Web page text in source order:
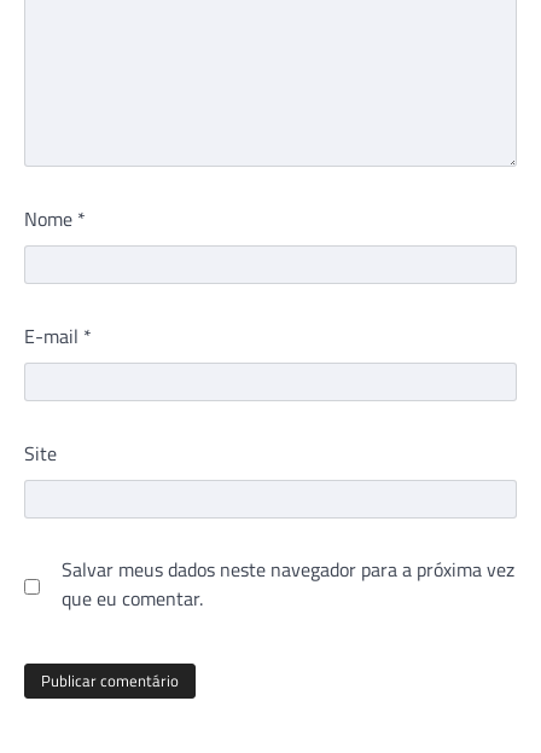
Nome *
E-mail *
Site
Salvar meus dados neste navegador para a próxima vez
que eu comentar.